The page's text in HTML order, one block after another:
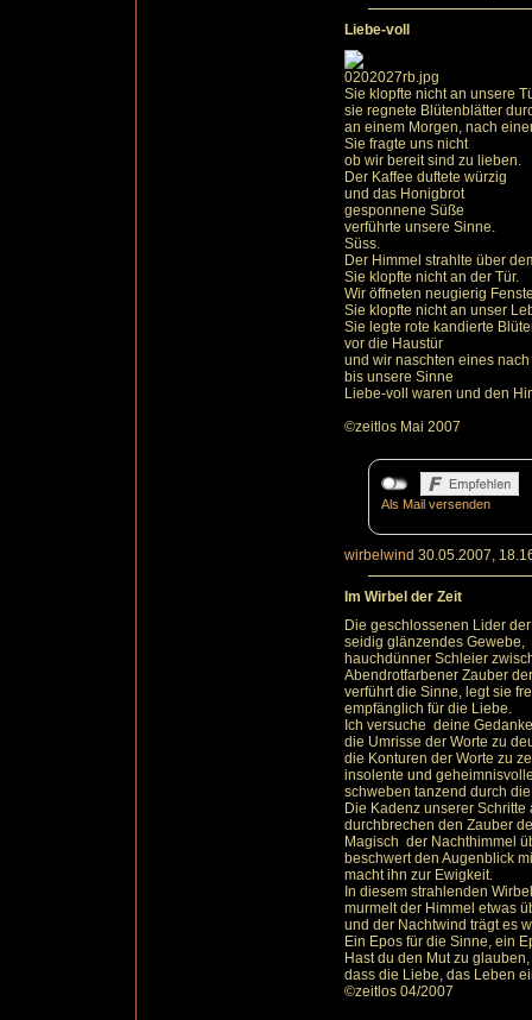
Liebe-voll
Sie klopfte nicht an unsere
sie regnete Blütenblätter
an einem Morgen, nach
Sie fragte uns nicht
ob wir bereit sind zu lieben.
Der Kaffee duftete würzig
und das Honigbrot
gesponnene Süße
verführte unsere Sinne.
Süss.
Der Himmel strahlte über
Sie klopfte nicht an der Tür.
Wir öffneten neugierig
Sie klopfte nicht an unser
Sie legte rote kandierte
vor die Haustür
und wir naschten eines
bis unsere Sinne
Liebe-voll waren und den
©zeitlos Mai 2007
Als Mail versenden
wirbelwind 30.05.2007,
Im Wirbel der Zeit
Die geschlossenen Lider
seidig glänzendes Gewebe,
hauchdünner Schleier
Abendrotfarbener Zauber
verführt die Sinne, legt sie
empfänglich für die Liebe.
Ich versuche deine
die Umrisse der Worte zu
die Konturen der Worte zu
insolente und
schweben tanzend durch
Die Kadenz unserer
durchbrechen den Zauber
Magisch der Nachthimmel
beschwert den Augenblick
macht ihn zur Ewigkeit.
In diesem strahlenden
murmelt der Himmel etwas
und der Nachtwind trägt es
Ein Epos für die Sinne, ein
Hast du den Mut zu glauben,
dass die Liebe, das Leben
©zeitlos 04/2007